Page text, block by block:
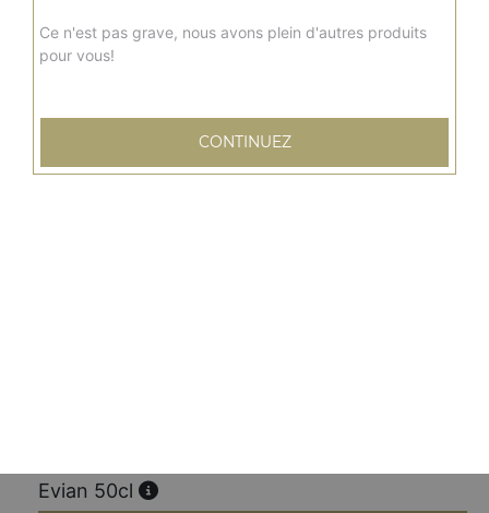
Lassi mangue
Evian 50cl
Ce n'est pas grave, nous avons plein d'autres produits
pour vous!
CONTINUEZ